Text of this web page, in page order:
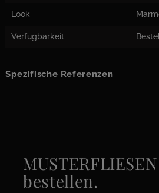
Look
Verfügbarkeit
Spezifische Referenzen
bestellen.